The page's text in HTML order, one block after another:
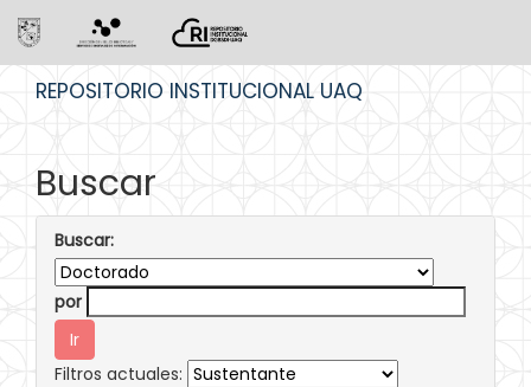
REPOSITORIO INSTITUCIONAL UAQ
Buscar
Buscar:
por
Filtros actuales: